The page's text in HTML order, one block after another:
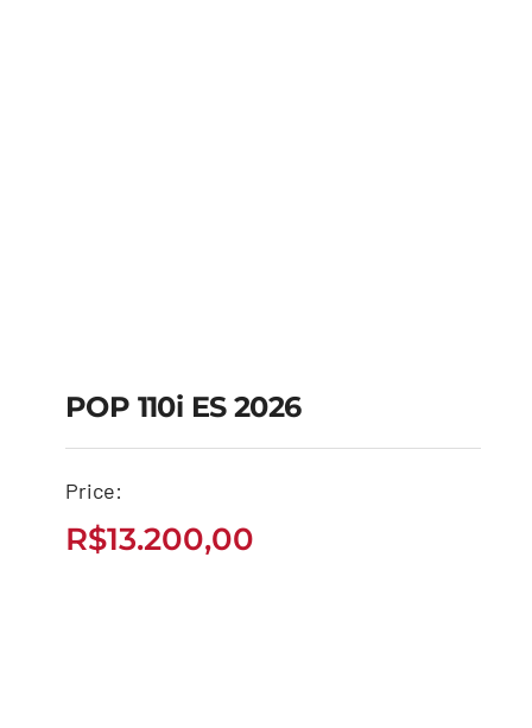
POP 110i ES 2026
R$13.200,00
POP 110i ES 2026
Price:
R$13.200,00